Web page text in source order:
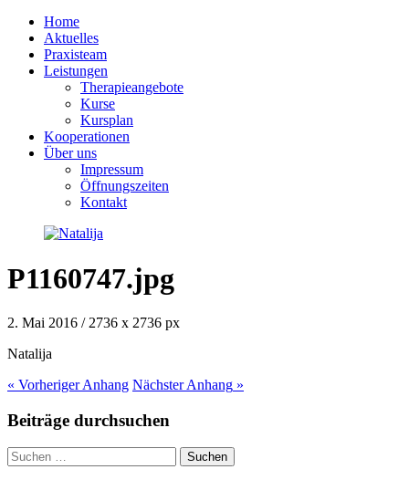
Home
Aktuelles
Praxisteam
Leistungen
Therapieangebote
Kurse
Kursplan
Kooperationen
Über uns
Impressum
Öffnungszeiten
Kontakt
P1160747.jpg
2. Mai 2016 / 2736 x 2736 px
Natalija
« VorherigerAnhang NächsterAnhang »
Beiträge durchsuchen
Suchen
nach: